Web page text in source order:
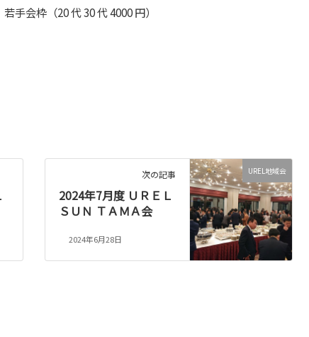
手会枠（20 代 30 代 4000 円）
UREL地域会
次の記事
2024年7月度 ＵＲＥＬ
ＳＵＮ ＴＡＭＡ会
2024年6月28日